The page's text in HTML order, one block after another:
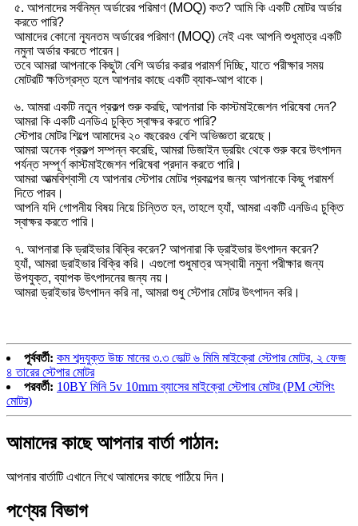
৫. আপনাদের সর্বনিম্ন অর্ডারের পরিমাণ (MOQ) কত? আমি কি একটি মোটর অর্ডার
করতে পারি?
আমাদের কোনো ন্যূনতম অর্ডারের পরিমাণ (MOQ) নেই এবং আপনি শুধুমাত্র একটি
নমুনা অর্ডার করতে পারেন।
তবে আমরা আপনাকে কিছুটা বেশি অর্ডার করার পরামর্শ দিচ্ছি, যাতে পরীক্ষার সময়
মোটরটি ক্ষতিগ্রস্ত হলে আপনার কাছে একটি ব্যাক-আপ থাকে।
৬. আমরা একটি নতুন প্রকল্প শুরু করছি, আপনারা কি কাস্টমাইজেশন পরিষেবা দেন?
আমরা কি একটি এনডিএ চুক্তি স্বাক্ষর করতে পারি?
স্টেপার মোটর শিল্পে আমাদের ২০ বছরেরও বেশি অভিজ্ঞতা রয়েছে।
আমরা অনেক প্রকল্প সম্পন্ন করেছি, আমরা ডিজাইন ড্রয়িং থেকে শুরু করে উৎপাদন
পর্যন্ত সম্পূর্ণ কাস্টমাইজেশন পরিষেবা প্রদান করতে পারি।
আমরা আত্মবিশ্বাসী যে আপনার স্টেপার মোটর প্রকল্পের জন্য আপনাকে কিছু পরামর্শ
দিতে পারব।
আপনি যদি গোপনীয় বিষয় নিয়ে চিন্তিত হন, তাহলে হ্যাঁ, আমরা একটি এনডিএ চুক্তি
স্বাক্ষর করতে পারি।
৭. আপনারা কি ড্রাইভার বিক্রি করেন? আপনারা কি ড্রাইভার উৎপাদন করেন?
হ্যাঁ, আমরা ড্রাইভার বিক্রি করি। এগুলো শুধুমাত্র অস্থায়ী নমুনা পরীক্ষার জন্য
উপযুক্ত, ব্যাপক উৎপাদনের জন্য নয়।
আমরা ড্রাইভার উৎপাদন করি না, আমরা শুধু স্টেপার মোটর উৎপাদন করি।
পূর্ববর্তী: কম শব্দযুক্ত উচ্চ মানের ৩.৩ ভোল্ট ৬ মিমি মাইক্রো স্টেপার মোটর, ২ ফেজ
৪ তারের স্টেপার মোটর
পরবর্তী: 10BY মিনি 5v 10mm ব্যাসের মাইক্রো স্টেপার মোটর (PM স্টেপিং
মোটর)
আমাদের কাছে আপনার বার্তা পাঠান:
আপনার বার্তাটি এখানে লিখে আমাদের কাছে পাঠিয়ে দিন।
পণ্যের বিভাগ